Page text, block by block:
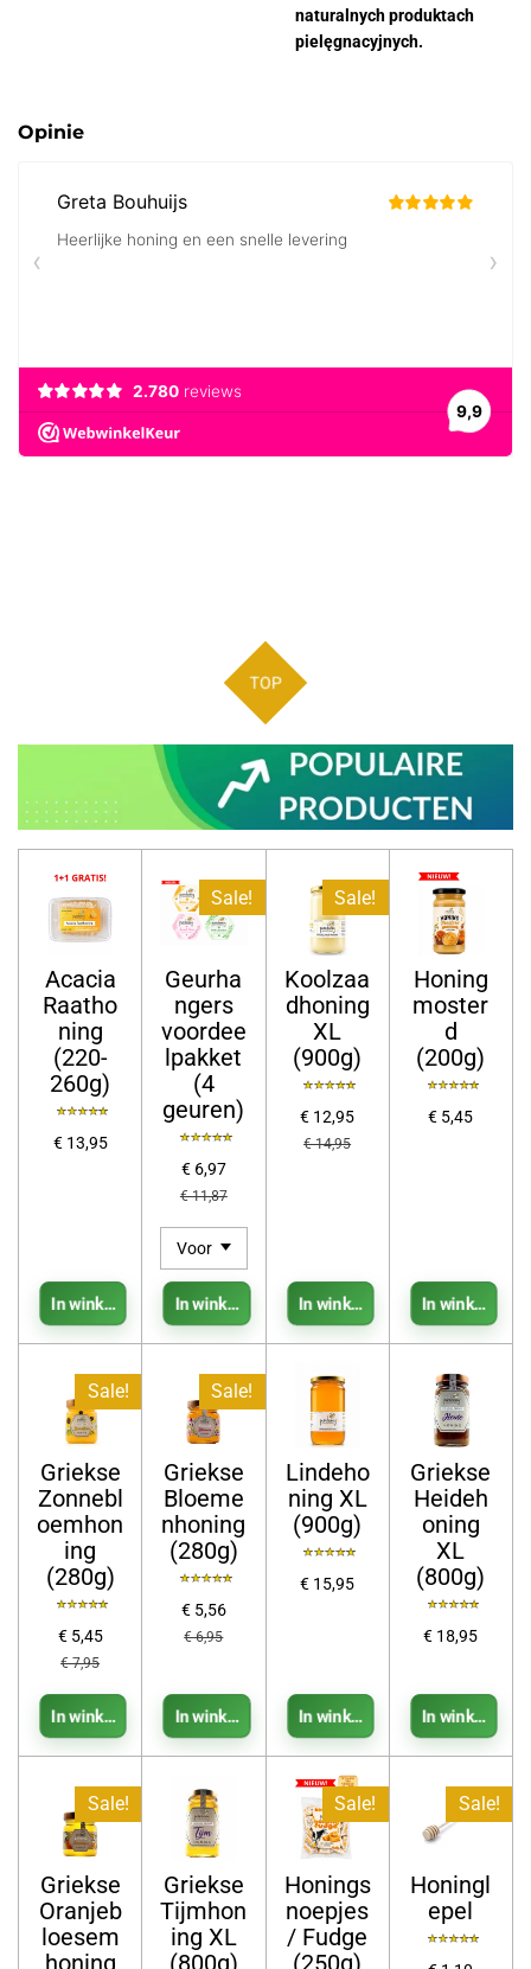
naturalnych produktach
pielęgnacyjnych.
Opinie
TOP
Acacia
Raatho
ning
(220-
260g)
€ 13,95
In winkelwagen
Sale!
Geurha
ngers
voordee
lpakket
(4
geuren)
€ 6,97
€ 11,87
In winkelwagen
Sale!
Koolzaa
dhoning
XL
(900g)
€ 12,95
€ 14,95
In winkelwagen
Honing
moster
d
(200g)
€ 5,45
In
Sale!
Griekse
Zonnebl
oemhon
ing
(280g)
€ 5,45
€ 7,95
In winkelwagen
Sale!
Griekse
Bloeme
nhoning
(280g)
€ 5,56
€ 6,95
In winkelwagen
Lindeho
ning XL
(900g)
€ 15,95
In winkelwagen
Griekse
Heideh
oning
XL
(800g)
€ 18,95
In
Sale!
Griekse
Oranjeb
loesem
Griekse
Tijmhon
ing XL
Sale!
Honings
noepjes
/ Fudge
Sale!
Honingl
epel